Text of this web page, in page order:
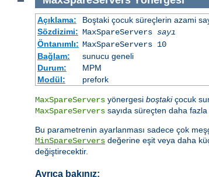
Açıklama:
Boştaki çocuk süreçlerin azami
Sözdizimi: MaxSpareServers sayı
Öntanımlı: MaxSpareServers 10
Bağlam:
sunucu geneli
Durum:
MPM
Modül:
prefork
MaxSpareServers yönergesi boştakiçocuk
MaxSpareServers sayıda süreçten daha
Bu parametrenin ayarlanması sadece çok
MinSpareServers değerine eşit veya daha
değiştirecektir.
Ayrıca bakınız: